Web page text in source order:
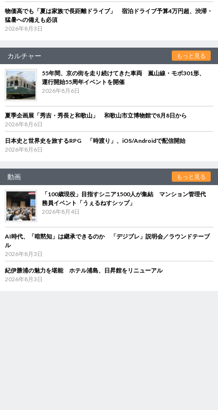
物価高でも「夏は家族で長距離ドライブ」 宿泊ドライブ予算4万円超、渋滞・
猛暑への備えも必須
2026年8月3日
カルチャー もっと見る
55年間、京の街を走り続けてきた車両 嵐山線・モボ301形、
運行開始55周年イベントを開催
2026年8月6日
夏季企画展「秀吉・秀長と和歌山」 和歌山市立博物館で8月8日から
2026年8月6日
日本史と世界史を旅するRPG 「時渡り」、iOS/Androidで配信開始
2026年8月6日
動画 もっと見る
「100歳現役」目指すシニア1500人が集結 マンション管理代
務員イベント「うぇるねすシップ」
2026年8月4日
AI時代、「暗黙知」は継承できるのか 「デジブレ」説明会／ラウンドテーブ
ル
2026年8月3日
紀伊勝浦の魅力を堪能 ホテル浦島、日昇館をリニューアル
2026年8月3日